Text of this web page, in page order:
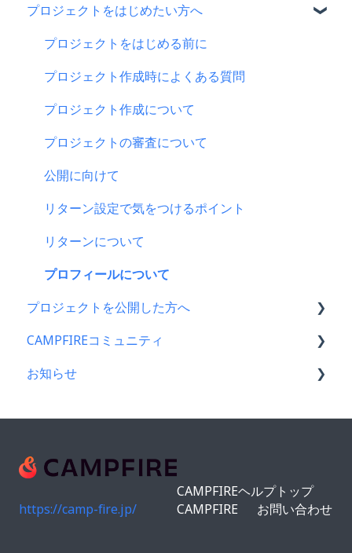
CAMPFIREふるさと納税について
はじめての方へ
登録情報に関するよくある質問
新規会員登録・ログイン・ログアウトについて
登録情報の確認・変更・削除について
マイページの機能について
CAMPFIREブランドリソース
支援に関するよくある質問
支援をした後に
キャリア決済
楽天ペイ
au PAY（ネット支払い）
PayPay（ペイペイ）決済
クレジット決済
支援の仕方について
Paypal決済
支援をする前に
コンビニ払い
支援後の変更・キャンセルについて
海外からの支援
銀行振込（Pay-easy）
プロジェクトをはじめたい方へ
プロジェクトをはじめる前に
プロジェクト作成時によくある質問
プロジェクト作成について
プロジェクトの審査について
公開に向けて
リターン設定で気をつけるポイント
リターンについて
プロフィールについて
プロジェクトを公開した方へ
支援金の振込について
プロジェクトを公開したら
支援者の情報について
プロジェクト達成に役立つ機能
CAMPFIREコミュニティ
コミュニティメンバー向け
コミュニティ開設ガイド｜作成編
アクティビティ（ブログ機能）
お知らせ
営業情報・メンテナンスのお知らせ
https://camp-fire.jp/
CAMPFIREヘルプトップ
CAMPFIRE
お問い合わせ